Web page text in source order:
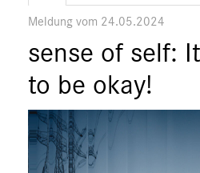
Marken & Produkte
MEDIA
ÜBER UNS
ANSPRECHPARTNER
Meldung vom 24.05.2024
sense of self:
to be okay!